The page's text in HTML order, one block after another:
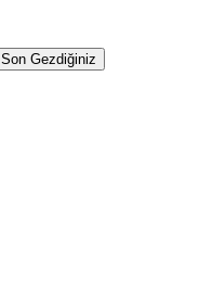
Son Gezdiğiniz